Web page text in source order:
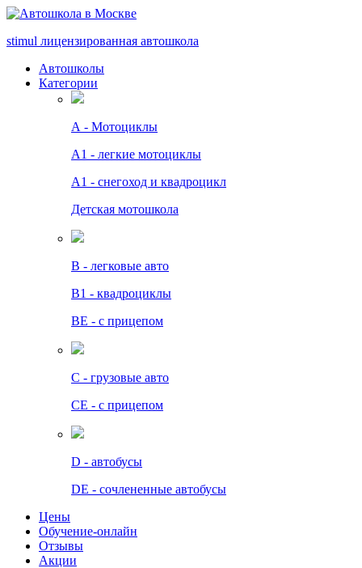
stimul лицензированная автошкола
Автошколы
Категории
А - Мотоциклы
A1 - легкие мотоциклы
A1 - снегоход и квадроцикл
Детская мотошкола
B - легковые авто
В1 - квадроциклы
BE - с прицепом
C - грузовые авто
СЕ - с прицепом
D - автобусы
DE - сочлененные автобусы
Цены
Обучение-онлайн
Отзывы
Акции